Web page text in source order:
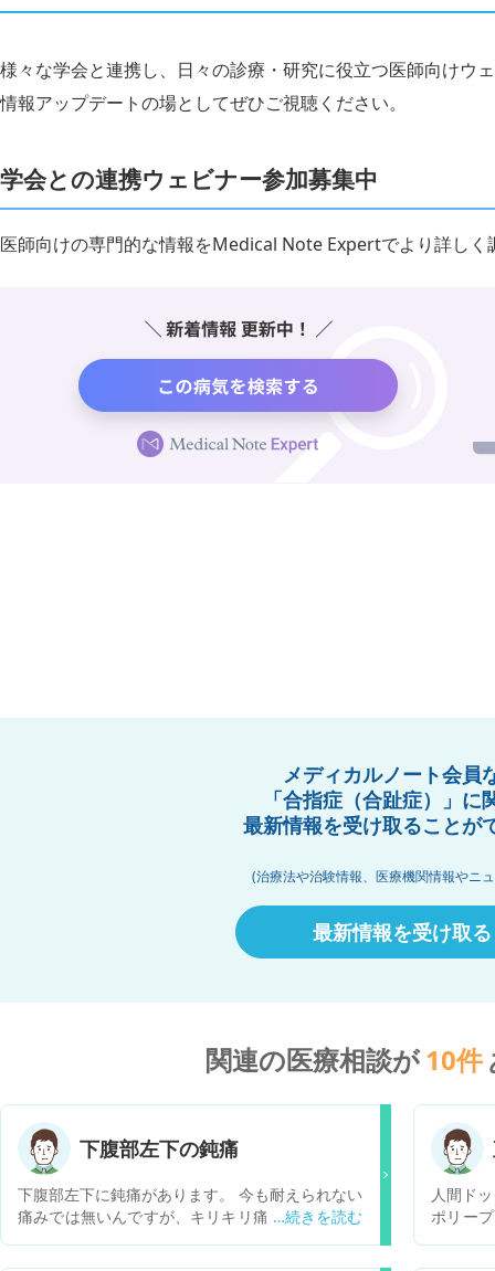
様々な学会と連携し、日々の診療・研究に役立つ医師向けウ
情報アップデートの場としてぜひご視聴ください。
学会との連携ウェビナー参加募集中
医師向けの専門的な情報をMedical Note Expertでより詳しく
メディカルノート会員
「合指症（合趾症）」に
最新情報を受け取ることが
(治療法や治験情報、医療機関情報やニ
最新情報を受け取る
関連の医療相談が10件
下腹部左下の鈍痛
下腹部左下に鈍痛があります。 今も耐えられない
痛みでは無いんですが、キリキリ痛みが続いてま
人間ド
ポリー